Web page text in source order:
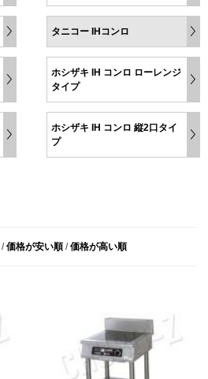
タニコー IHコンロ
ホシザキ IH コンロ ローレンジ
タイプ
ホシザキ IH コンロ 縦2口タイ
プ
/価格が安い順 /価格が高い順